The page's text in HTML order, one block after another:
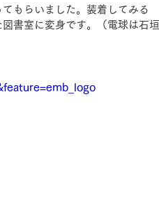
もらいました。装着してみる
書室に変身です。（電球は石垣